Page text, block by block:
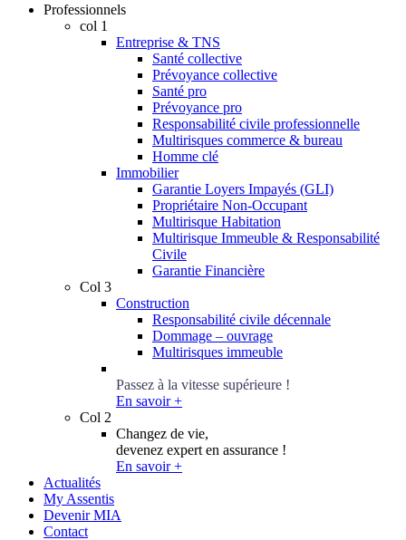
Professionnels
col 1
Entreprise & TNS
Santé collective
Prévoyance collective
Santé pro
Prévoyance pro
Responsabilité civile professionnelle
Multirisques commerce & bureau
Homme clé
Immobilier
Garantie Loyers Impayés (GLI)
Propriétaire Non-Occupant
Multirisque Habitation
Multirisque Immeuble & Responsabilité
Civile
Garantie Financière
Col 3
Construction
Responsabilité civile décennale
Dommage – ouvrage
Multirisques immeuble
Passez à la vitesse supérieure !
En savoir +
Col 2
Changez de vie,
devenez expert en assurance !
En savoir +
Actualités
My Assentis
Devenir MIA
Contact